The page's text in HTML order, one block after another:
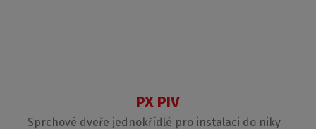
PX PIV
Sprchové dveře jednokřídlé pro instalaci do niky